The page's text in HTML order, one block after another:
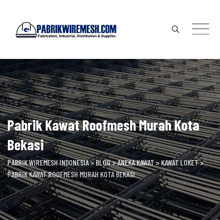
content
Pabrik Kawat Roofmesh Murah Kota
Bekasi
PABRIK WIREMESH INDONESIA>BLOG>ANEKA KAWAT>KAWAT LOKET>
PABRIK KAWAT ROOFMESH MURAH KOTA BEKASI